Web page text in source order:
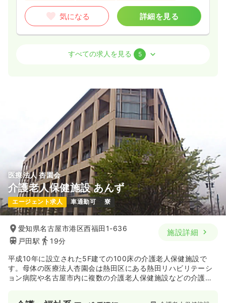
気になる 詳細を見る
賞与2回
8:15～17:00
年間休日120日
4週8休以上 月給27万円以上可
気になる 詳細を見る
3交代（常勤） 一時募集休止
給与 27.0万円/月 賞与2回
※一例
時間
8:15～17:00
年間休日120日
気になる 詳細を見る
すべての求人を見る 5
医療法人 杏園会
介護老人保健施設 あんず
エージェント求人 車通勤可 寮
愛知県名古屋市港区西福田1-636
戸田駅
19分
施設詳細
平成10年に設立された5F建ての100床の介護老人保健施設で
す。母体の医療法人杏園会は熱田区にある熱田リハビリテーシ
ョン病院や名古屋市内に複数の介護老人保健施設などの介護施